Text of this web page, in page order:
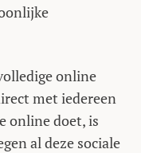
online
met iedereen
online doet, is
al deze sociale